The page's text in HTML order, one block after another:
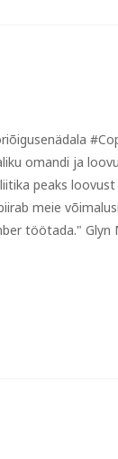
omandi ja
peaks
meie
töötada." Glyn